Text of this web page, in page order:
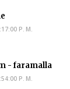
P. M.
- faramalla
P. M.